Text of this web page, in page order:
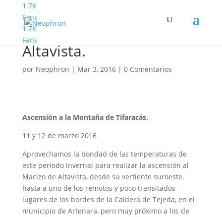
1.7K
Fans
1.7K
Fans
Montañismo. Macizo de
Altavista.
por Neophron | Mar 3, 2016| 0 Comentarios
Ascensión a la Montaña de Tifaracás.
11 y 12 de marzo 2016
Aprovechamos la bondad de las temperaturas de
este periodo invernal para realizar la ascensión al
Macizo de Altavista, desde su vertiente suroeste,
hasta a uno de los remotos y poco transitados
lugares de los bordes de la Caldera de Tejeda, en el
municipio de Artenara, pero muy próximo a los de